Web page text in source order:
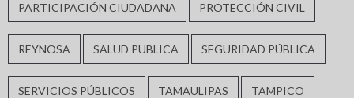
PARTICIPACIÓN CIUDADANA PROTECCIÓN CIVIL
REYNOSA SALUD PUBLICA SEGURIDAD PÚBLICA
SERVICIOS PÚBLICOS TAMAULIPAS TAMPICO